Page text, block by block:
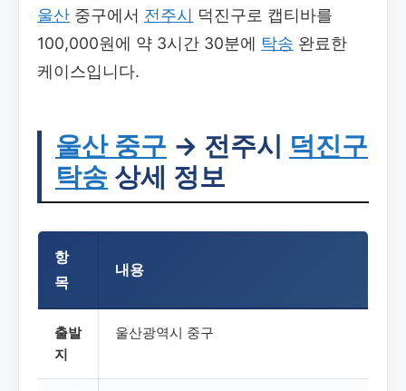
울산 중구에서 전주시 덕진구로 캡티바를
100,000원에 약 3시간 30분에 탁송 완료한
케이스입니다.
울산 중구 → 전주시 덕진구
탁송 상세 정보
항
목
내용
출발
지
울산광역시 중구